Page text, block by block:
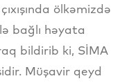
ölkəmizdə
bağlı həyata
bildirib ki, SİMA
Müşavir qeyd